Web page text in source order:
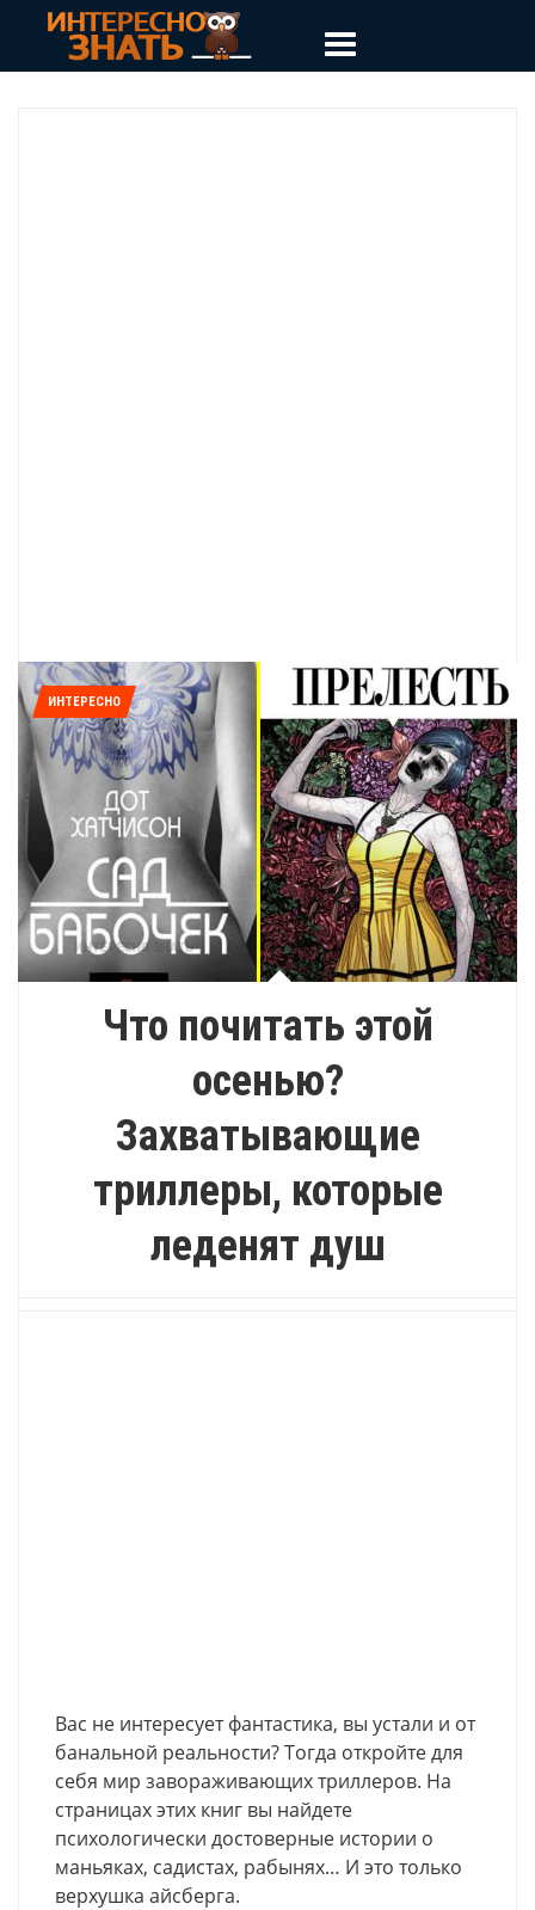
ИНТЕРЕСНО
Что почитать этой
осенью?
Захватывающие
триллеры, которые
леденят душ
Вас не интересует фантастика, вы устали и от
банальной реальности? Тогда откройте для
себя мир завораживающих триллеров. На
страницах этих книг вы найдете
психологически достоверные истории о
маньяках, садистах, рабынях… И это только
верхушка айсберга.